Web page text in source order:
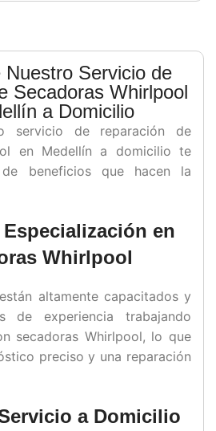
Nuestro Servicio de
Secadoras Whirlpool
a Domicilio
servicio de reparación de
en Medellín a domicilio te
beneficios que hacen la
en
Whirlpool
altamente capacitados y
de experiencia trabajando
secadoras Whirlpool, lo que
preciso y una reparación
a Domicilio